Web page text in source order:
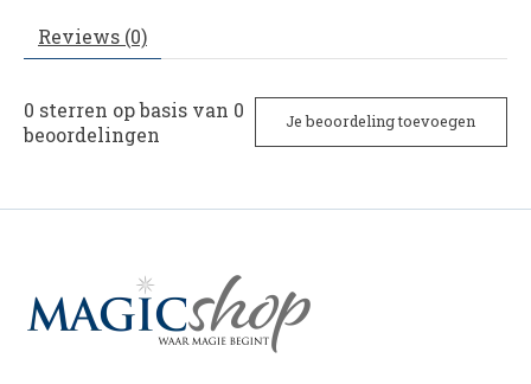
Reviews (0)
0 sterren op basis van 0
beoordelingen
Je beoordeling toevoegen